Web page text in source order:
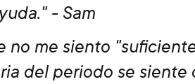
- Sam
no me siento
del periodo se siente